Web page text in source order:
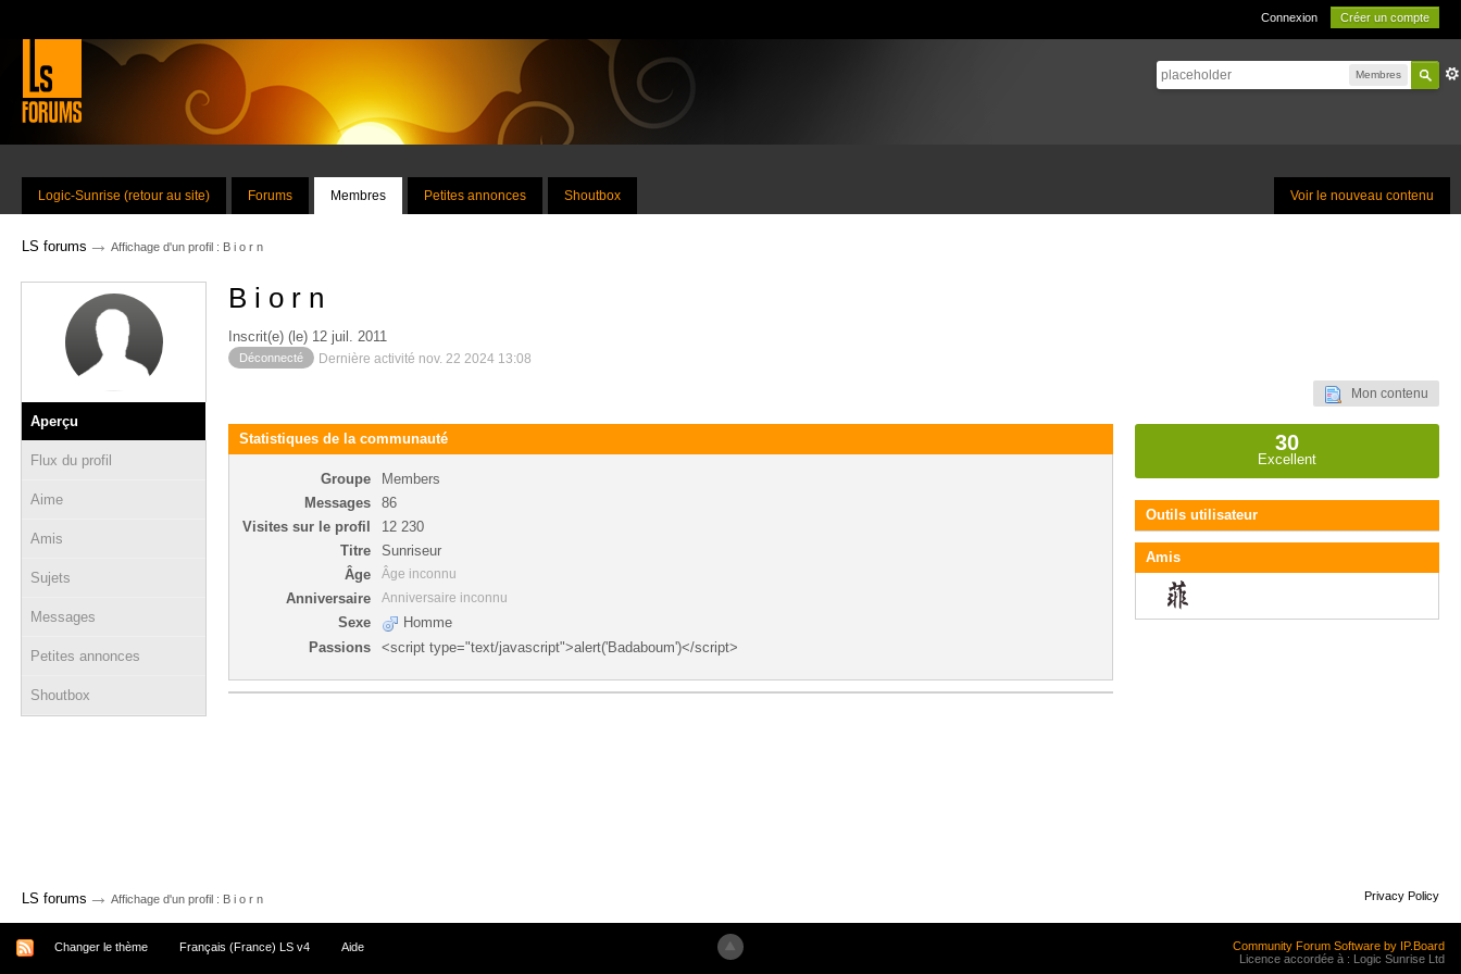
Connexion Créer un compte
Membres
Voir le nouveau contenu
Logic-Sunrise (retour au site) Forums Membres Petites annonces Shoutbox
LS forums → Affichage d'un profil : B i o r n
Aperçu
Flux du profil
Aime
Amis
Sujets
Messages
Petites annonces
Shoutbox
B i o r n
Inscrit(e) (le) 12 juil. 2011
Déconnecté Dernière activité nov. 22 2024 13:08
Mon contenu
Statistiques de la communauté
Groupe
Members
Messages
86
Visites sur le profil
12 230
Titre
Sunriseur
Âge
Âge inconnu
Anniversaire Anniversaire inconnu
Sexe
Homme
Passions
<script type="text/javascript">alert('Badaboum')</script>
30
Excellent
Outils utilisateur
Amis
LS forums → Affichage d'un profil : B i o r n Privacy Policy
Changer le thème Français (France) LS v4 Aide
Community Forum Software by IP.Board
Licence accordée à : Logic Sunrise Ltd